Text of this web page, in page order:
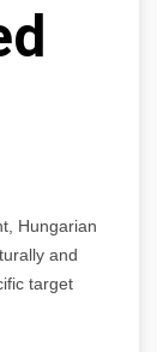
Hungarian
and
target